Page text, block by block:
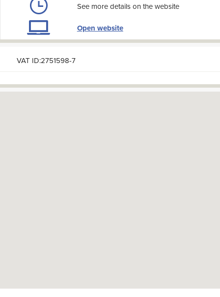
See more details on the website
Open website
VAT ID:2751598-7